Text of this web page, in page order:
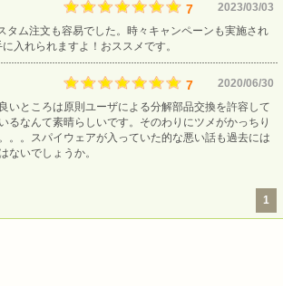
2023/03/03
7
ム注文も容易でした。時々キャンペーンも実施され
入れられますよ！おススメです。
2020/06/30
7
いところは原則ユーザによる分解部品交換を許容して
なんて素晴らしいです。そのわりにツメがかっちり
。。スパイウェアが入っていた的な悪い話も過去には
ないでしょうか。
1